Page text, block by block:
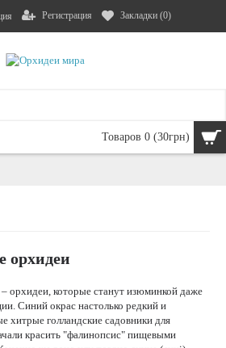
Регистрация Закладки (0)
Товаров 0 (30грн)
орхидеи
орхидеи, которые станут изюминкой даже
Синий окрас настолько редкий и
хитрые голландские садовники для
красить "фалинопсис" пищевыми